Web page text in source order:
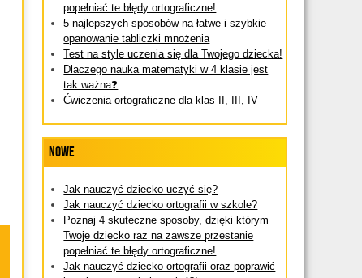
popełniać te błędy ortograficzne!
5 najlepszych sposobów na łatwe i szybkie
opanowanie tabliczki mnożenia
Test na style uczenia się dla Twojego dziecka!
Dlaczego nauka matematyki w 4 klasie jest
tak ważna❓
Ćwiczenia ortograficzne dla klas II, III, IV
Nowe
Jak nauczyć dziecko uczyć się?
Jak nauczyć dziecko ortografii w szkole?
Poznaj 4 skuteczne sposoby, dzięki którym
Twoje dziecko raz na zawsze przestanie
popełniać te błędy ortograficzne!
Jak nauczyć dziecko ortografii oraz poprawić